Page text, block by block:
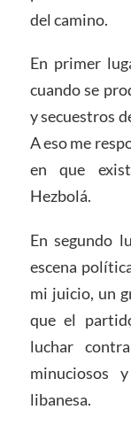
del camino.
En primer
cuando se
y secuestros
A eso me
en que
Hezbolá.
En segundo
escena
mi juicio, un
que el
luchar
minuciosos
libanesa.